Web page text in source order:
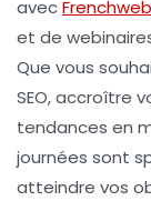
avec
et de
Que vous
SEO, accroître
tendances en
journées sont
atteindre vos